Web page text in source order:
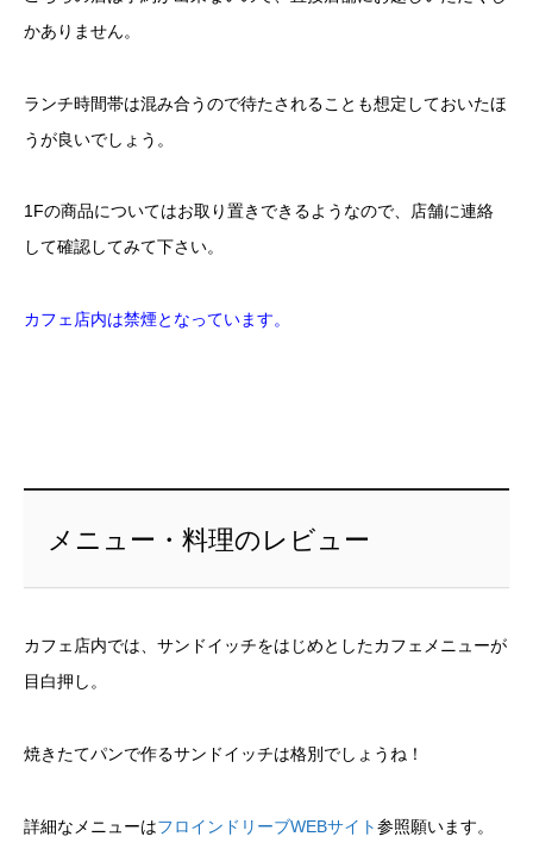
かありません。
ランチ時間帯は混み合うので待たされることも想定しておいたほ
うが良いでしょう。
1Fの商品についてはお取り置きできるようなので、店舗に連絡
して確認してみて下さい。
カフェ店内は禁煙となっています。
メニュー・料理のレビュー
カフェ店内では、サンドイッチをはじめとしたカフェメニューが
目白押し。
焼きたてパンで作るサンドイッチは格別でしょうね！
詳細なメニューはフロインドリーブWEBサイト参照願います。